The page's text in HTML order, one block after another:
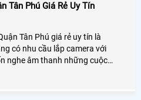
Tân Phú Giá Rẻ Uy Tín
Tân Phú giá rẻ uy tín là
có nhu cầu lắp camera với
nghe âm thanh những cuộc